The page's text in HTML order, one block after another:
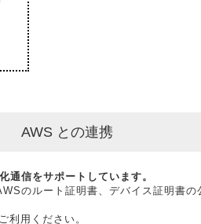
AWS との連携
通信をサポートしています。
のルート証明書、デバイス証明書
利用ください。